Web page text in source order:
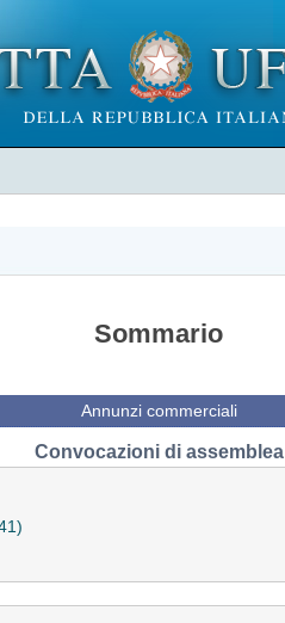
Sommario
Annunzi commerciali
Convocazioni di assemblea